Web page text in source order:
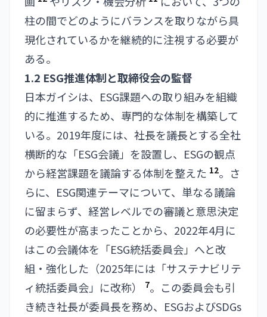
柱の間でどのようにバランスを取りながら具
現化されているかを継続的に注視する必要が
ある。
1.2 ESG推進体制と取締役会の監督
日本ガイシは、ESG課題への取り組みを組織
的に推進するため、専門的な体制を構築して
いる。2019年度には、社長を議長とする全社
横断的な「ESG会議」を設置し、ESGの観点
から経営課題を議論する体制を整えた 12。さ
らに、ESG関連テーマについて、単なる議論
に留まらず、経営レベルでの審議と意思決定
の必要性が高まったことから、2022年4月に
はこの会議体を「ESG統括委員会」へと改
組・強化した（2025年には「サステナビリテ
ィ統括委員会」に改称）
7。この委員会も引
き続き社長が委員長を務め、ESGおよびSDGs